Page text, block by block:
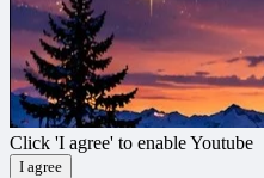
Click 'I agree' to enable Youtube
I agree